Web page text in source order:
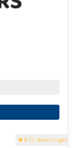
5 (12 Bewertungen)